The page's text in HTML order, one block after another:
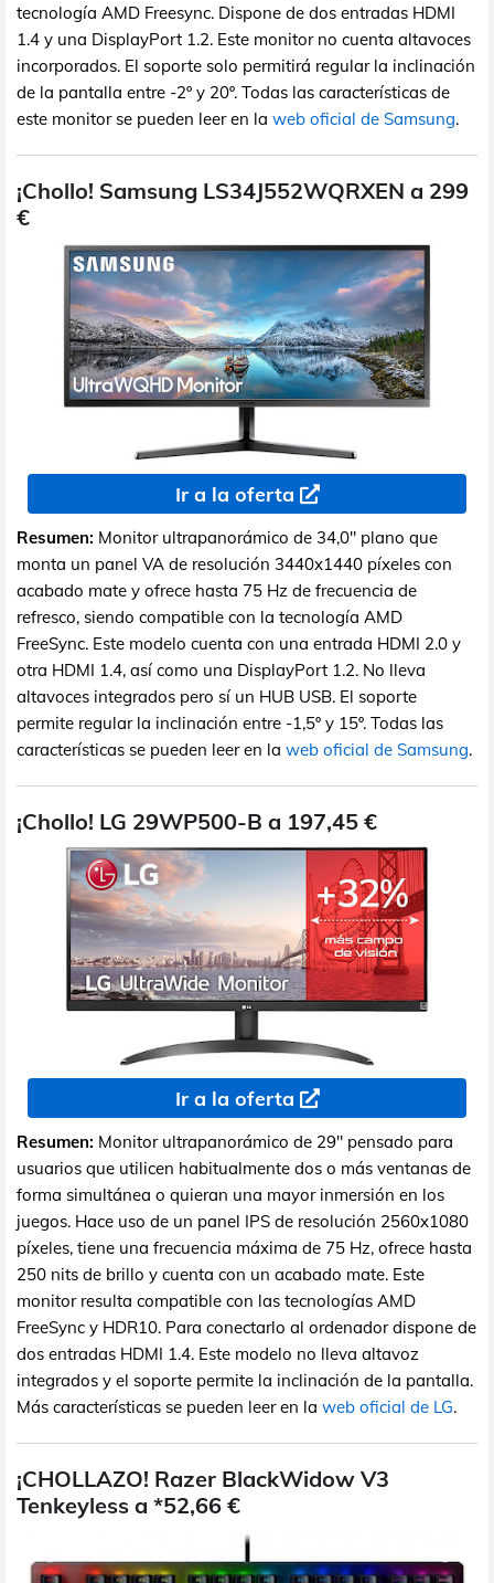
tecnología AMD Freesync. Dispone de dos entradas HDMI
1.4 y una DisplayPort 1.2. Este monitor no cuenta altavoces
incorporados. El soporte solo permitirá regular la inclinación
de la pantalla entre -2º y 20º. Todas las características de
este monitor se pueden leer en la web oficial de Samsung.
¡Chollo! Samsung LS34J552WQRXEN a 299
€
Ir a la oferta
Resumen: Monitor ultrapanorámico de 34,0" plano que
monta un panel VA de resolución 3440x1440 píxeles con
acabado mate y ofrece hasta 75 Hz de frecuencia de
refresco, siendo compatible con la tecnología AMD
FreeSync. Este modelo cuenta con una entrada HDMI 2.0 y
otra HDMI 1.4, así como una DisplayPort 1.2. No lleva
altavoces integrados pero sí un HUB USB. El soporte
permite regular la inclinación entre -1,5º y 15º. Todas las
características se pueden leer en la web oficial de Samsung.
¡Chollo! LG 29WP500-B a 197,45 €
Ir a la oferta
Resumen: Monitor ultrapanorámico de 29" pensado para
usuarios que utilicen habitualmente dos o más ventanas de
forma simultánea o quieran una mayor inmersión en los
juegos. Hace uso de un panel IPS de resolución 2560x1080
píxeles, tiene una frecuencia máxima de 75 Hz, ofrece hasta
250 nits de brillo y cuenta con un acabado mate. Este
monitor resulta compatible con las tecnologías AMD
FreeSync y HDR10. Para conectarlo al ordenador dispone de
dos entradas HDMI 1.4. Este modelo no lleva altavoz
integrados y el soporte permite la inclinación de la pantalla.
Más características se pueden leer en la web oficial de LG.
¡CHOLLAZO! Razer BlackWidow V3
Tenkeyless a *52,66 €